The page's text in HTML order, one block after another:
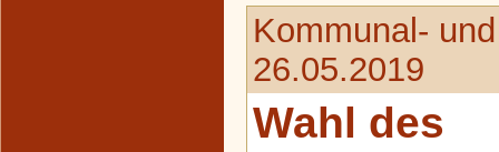
Kommunal-
26.05.2019
Wahl des